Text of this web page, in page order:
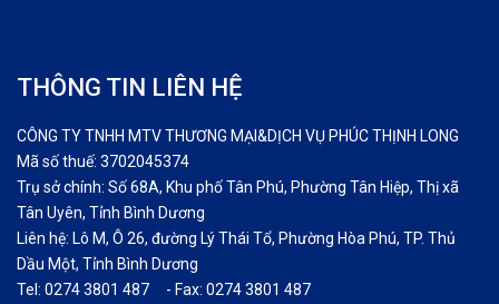
THÔNG TIN LIÊN HỆ
CÔNG TY TNHH MTV THƯƠNG MẠI&DỊCH VỤ PHÚC THỊNH LONG
Mã số thuế: 3702045374
Trụ sở chính: Số 68A, Khu phố Tân Phú, Phường Tân Hiệp, Thị xã
Tân Uyên, Tỉnh Bình Dương
Liên hệ: Lô M, Ô 26, đường Lý Thái Tổ, Phường Hòa Phú, TP. Thủ
Dầu Một, Tỉnh Bình Dương
Tel: 0274 3801 487 - Fax: 0274 3801 487